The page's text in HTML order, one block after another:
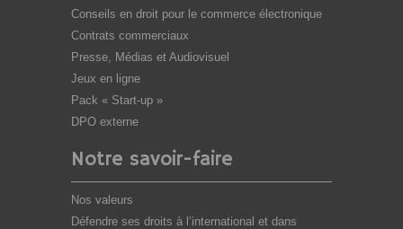
Conseils en droit pour le commerce électronique
Contrats commerciaux
Presse, Médias et Audiovisuel
Jeux en ligne
Pack « Start-up »
DPO externe
Notre savoir-faire
Nos valeurs
Défendre ses droits à l’international et dans